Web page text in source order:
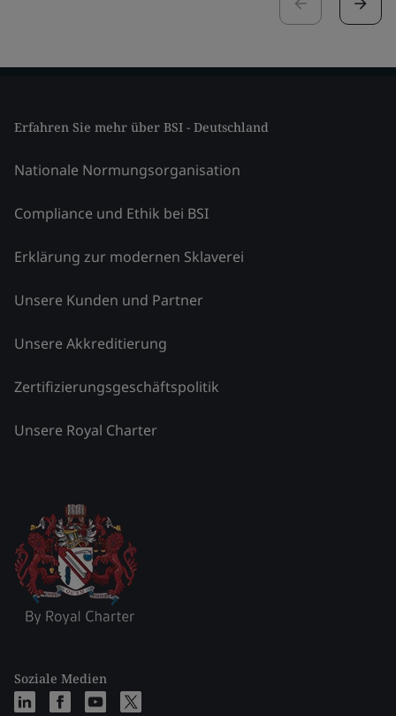
Erfahren Sie mehr über BSI - Deutschland
Nationale Normungsorganisation
Compliance und Ethik bei BSI
Erklärung zur modernen Sklaverei
Unsere Kunden und Partner
Unsere Akkreditierung
Zertifizierungsgeschäftspolitik
Unsere Royal Charter
Soziale Medien